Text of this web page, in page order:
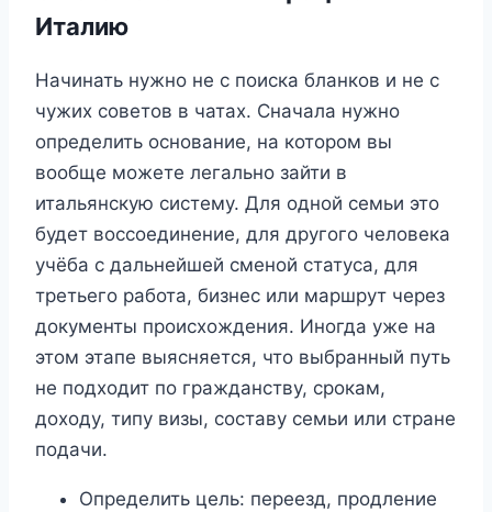
Италию
Начинать нужно не с поиска бланков и не с
чужих советов в чатах. Сначала нужно
определить основание, на котором вы
вообще можете легально зайти в
итальянскую систему. Для одной семьи это
будет воссоединение, для другого человека
учёба с дальнейшей сменой статуса, для
третьего работа, бизнес или маршрут через
документы происхождения. Иногда уже на
этом этапе выясняется, что выбранный путь
не подходит по гражданству, срокам,
доходу, типу визы, составу семьи или стране
подачи.
Определить цель: переезд, продление